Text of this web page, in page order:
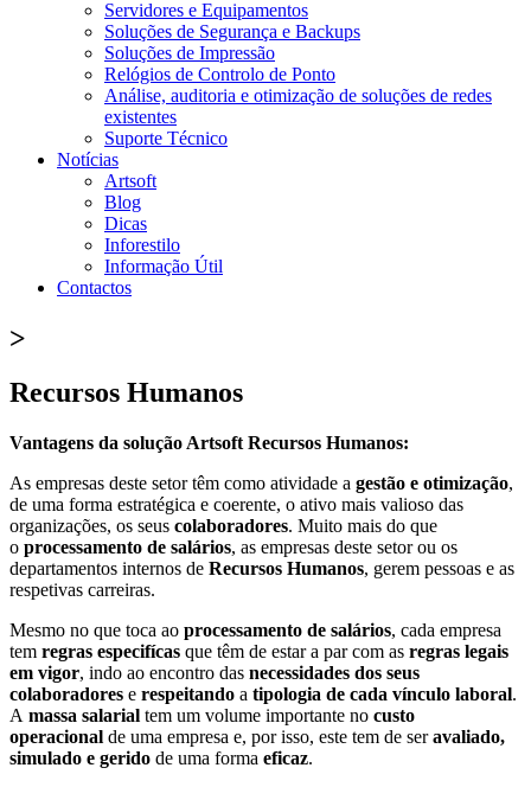
Servidores e Equipamentos
Soluções de Segurança e Backups
Soluções de Impressão
Relógios de Controlo de Ponto
Análise, auditoria e otimização de soluções de redes
existentes
Suporte Técnico
Notícias
Artsoft
Blog
Dicas
Inforestilo
Informação Útil
Contactos
>
Recursos Humanos
Vantagens da solução Artsoft Recursos Humanos:
As empresas deste setor têm como atividade a gestão e otimização,
de uma forma estratégica e coerente, o ativo mais valioso das
organizações, os seus colaboradores. Muito mais do que
o processamento de salários, as empresas deste setor ou os
departamentos internos de Recursos Humanos, gerem pessoas e as
respetivas carreiras.
Mesmo no que toca ao processamento de salários, cada empresa
tem regras especifícas que têm de estar a par com as regras legais
em vigor, indo ao encontro das necessidades dos seus
colaboradores e respeitando a tipologia de cada vínculo laboral.
A massa salarial tem um volume importante no custo
operacional de uma empresa e, por isso, este tem de seravaliado,
simulado e gerido de uma forma eficaz.